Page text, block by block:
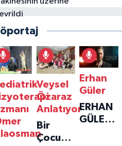
Veysel
Özaraz
Anlatıyor
Bir
Çocuğun
Erhan
Güler
ERHAN
GÜLER'IN